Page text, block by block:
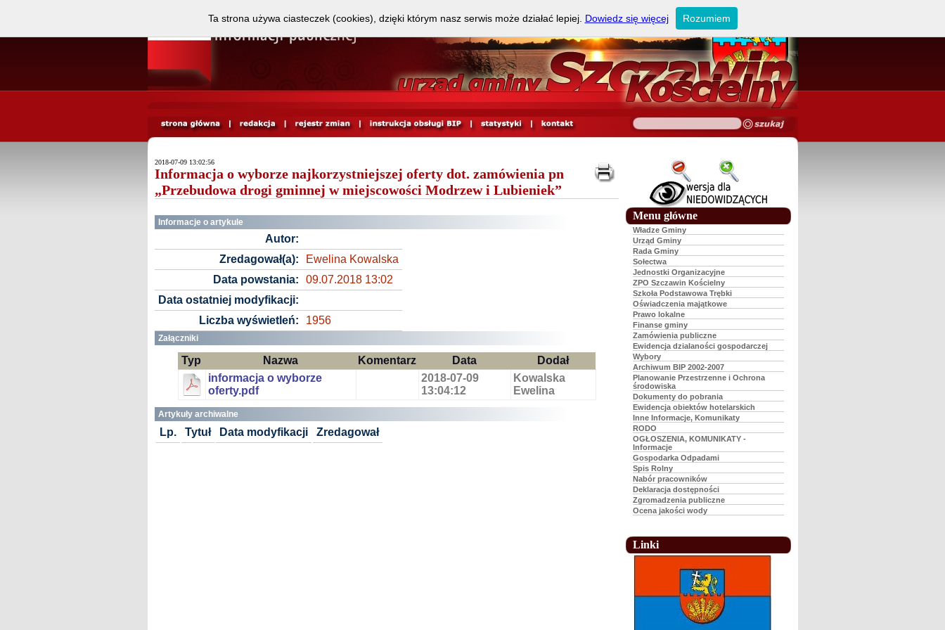
2018-07-09 13:02:56
Informacja o wyborze najkorzystniejszej oferty dot. zamówienia pn
„Przebudowa drogi gminnej w miejscowości Modrzew i Lubieniek”
Informacje o artykule
Autor:
Zredagował(a):
Ewelina Kowalska
Data powstania:
09.07.2018 13:02
Data ostatniej modyfikacji:
Liczba wyświetleń:
1956
Załączniki
Typ Nazwa Komentarz Data
Dodał
informacja o wyborze
oferty.pdf
2018-07-09
13:04:12
Kowalska
Ewelina
Artykuły archiwalne
Lp. Tytuł Data modyfikacji Zredagował
Menu główne
Władze Gminy
Urząd Gminy
Rada Gminy
Sołectwa
Jednostki Organizacyjne
ZPO Szczawin Kościelny
Szkoła Podstawowa Trębki
Oświadczenia majątkowe
Prawo lokalne
Finanse gminy
Zamówienia publiczne
Ewidencja dzialaności gospodarczej
Wybory
Archiwum BIP 2002-2007
Planowanie Przestrzenne i Ochrona
środowiska
Dokumenty do pobrania
Ewidencja obiektów hotelarskich
Inne Informacje, Komunikaty
RODO
OGŁOSZENIA, KOMUNIKATY -
Informacje
Gospodarka Odpadami
Spis Rolny
Nabór pracowników
Deklaracja dostępności
Zgromadzenia publiczne
Ocena jakości wody
Linki
Ta strona używa ciasteczek (cookies), dzięki którym nasz serwis może działać lepiej. Dowiedz się więcej Rozumiem